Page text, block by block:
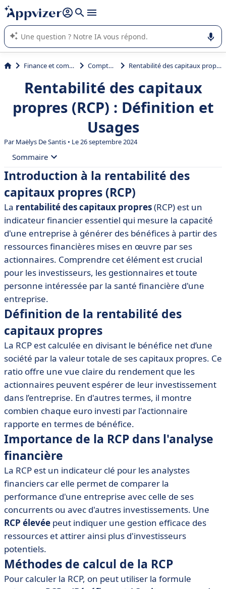
répondre (plusieurs lignes avec
L'IA de Appvizer vous guide dans l'utilisation ou la sélection de
logiciel SaaS en entreprise.
Finance et comptabilité Comptabilité Rentabilité des capitaux propres (RCP) : Définition et Usages
Rentabilité des capitaux
propres (RCP) : Définition et
Usages
ParMaëlys De Santis • Le 26 septembre 2024
Sommaire
• Introduction à la rentabilité des capitaux propres
(RCP)
• Définition de la rentabilité des capitaux propres
• Importance de la RCP dans l'analyse financière
• Méthodes de calcul de la RCP
• Facteurs influençant la RCP
• Exemples d'application de la RCP
• Outils et logiciels pour mesurer la RCP
• Conclusion sur la rentabilité des capitaux propres
Introduction à la rentabilité des
capitaux propres (RCP)
La rentabilité des capitaux propres(RCP) est un
indicateur financier essentiel qui mesure la capacité
d'une entreprise à générer des bénéfices à partir des
ressources financières mises en œuvre par ses
actionnaires. Comprendre cet élément est crucial
pour les investisseurs, les gestionnaires et toute
personne intéressée par la santé financière d'une
entreprise.
Définition de la rentabilité des
capitaux propres
La RCP est calculée en divisant le bénéfice net d’une
société par la valeur totale de ses capitaux propres. Ce
ratio offre une vue claire du rendement que les
actionnaires peuvent espérer de leur investissement
dans l’entreprise. En d'autres termes, il montre
combien chaque euro investi par l'actionnaire
rapporte en termes de bénéfice.
Importance de la RCP dans l'analyse
financière
La RCP est un indicateur clé pour les analystes
financiers car elle permet de comparer la
performance d'une entreprise avec celle de ses
concurrents ou avec d'autres investissements. Une
RCP élevée peut indiquer une gestion efficace des
ressources et attirer ainsi plus d'investisseurs
potentiels.
Méthodes de calcul de la RCP
Pour calculer la RCP, on peut utiliser la formule